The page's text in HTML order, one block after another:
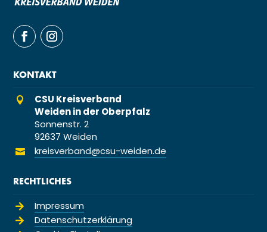
KONTAKT

CSU Kreisverband
Weiden in der Oberpfalz
Sonnenstr. 2
92637 Weiden
 kreisverband@csu-weiden.de
RECHTLICHES
 Impressum
 Datenschutzerklärung